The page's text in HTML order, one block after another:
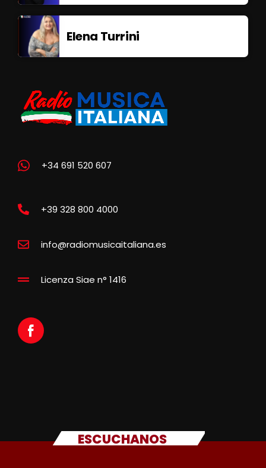
Elena Turrini
+34 691 520 607
+39 328 800 4000
info@radiomusicaitaliana.es
Licenza Siae n° 1416
ESCUCHANOS